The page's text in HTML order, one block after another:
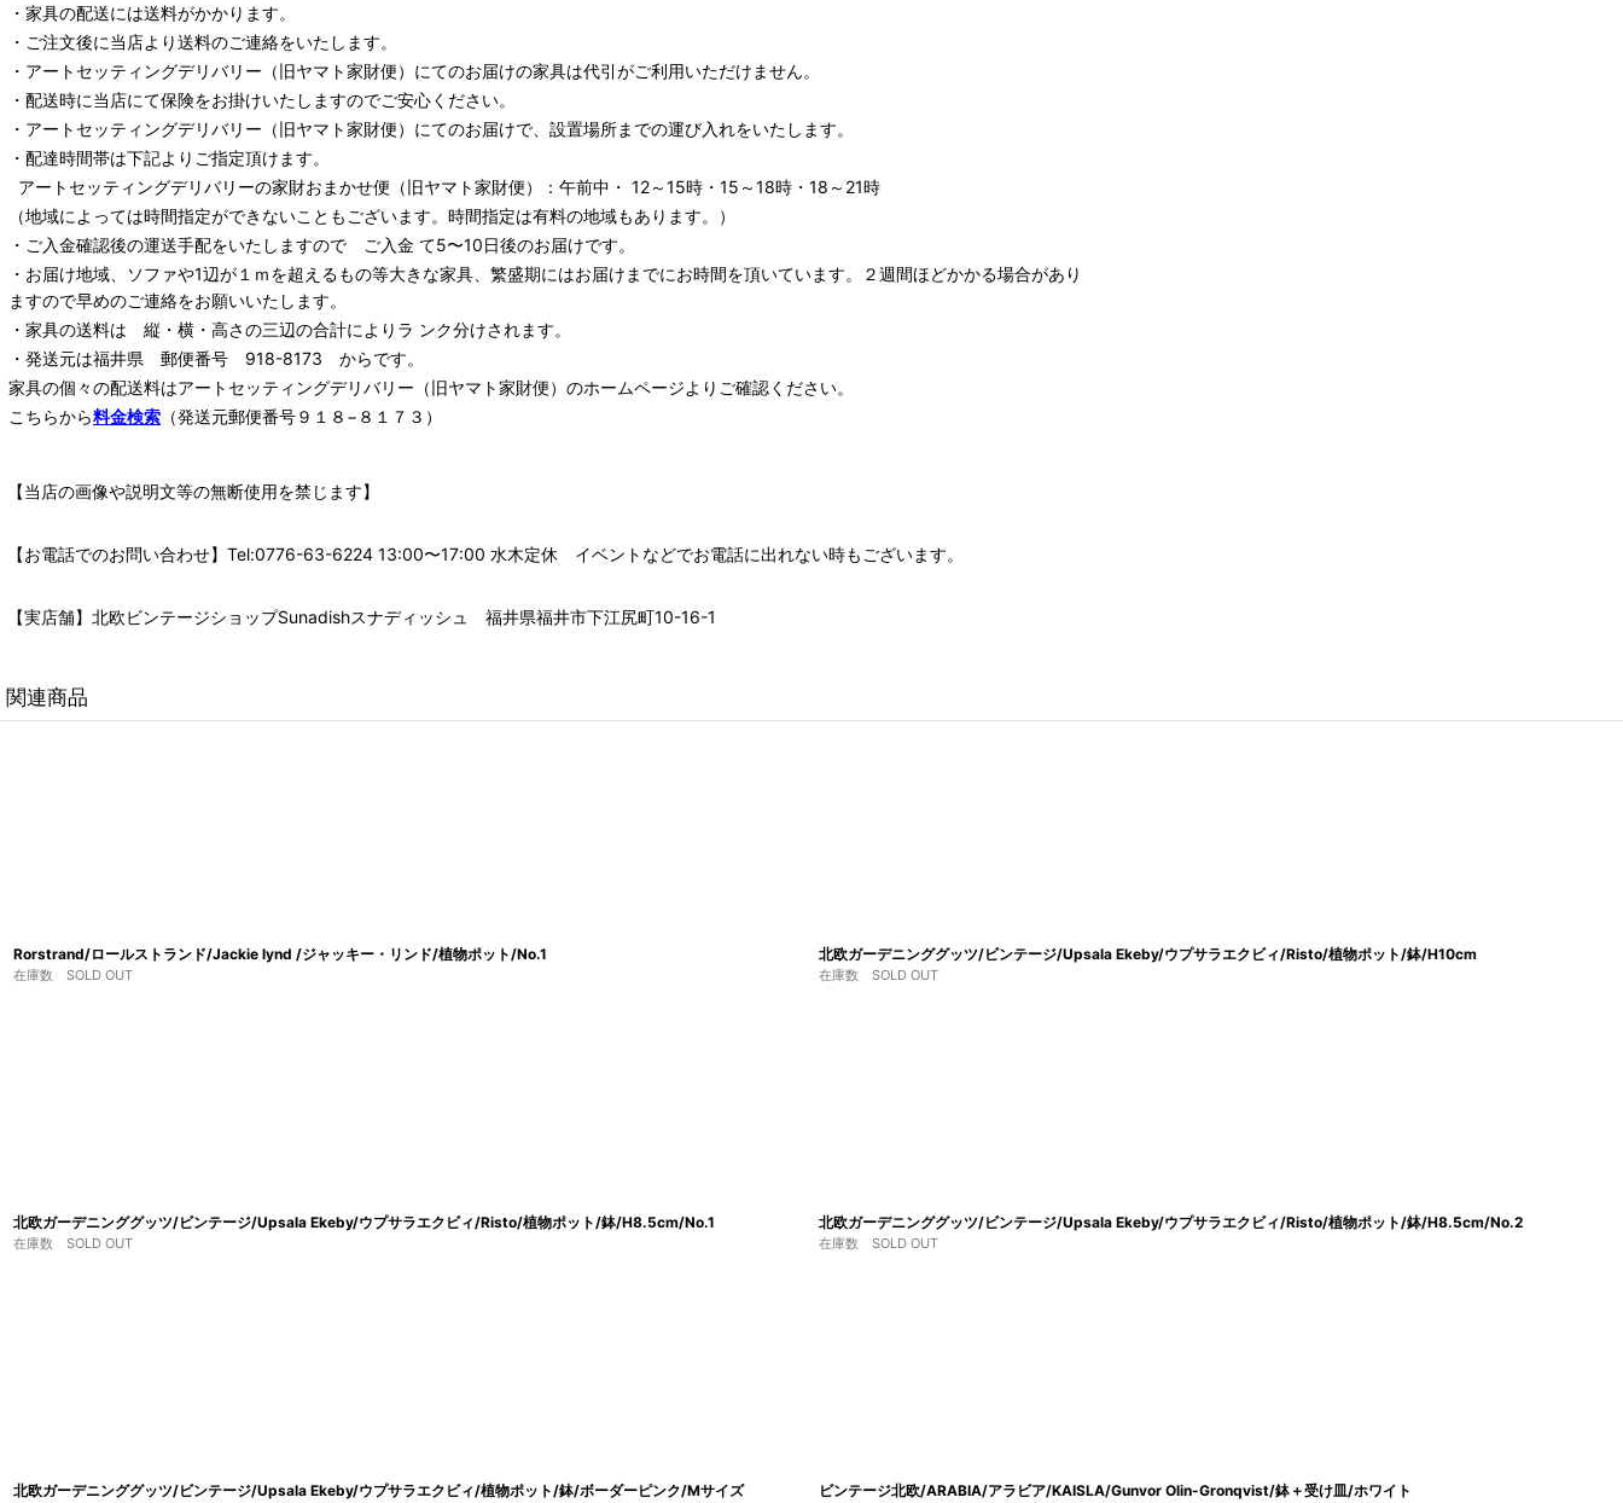
・家具の配送には送料がかかります。
・ご注文後に当店より送料のご連絡をいたします。
・ アートセッティングデリバリー （旧ヤマト家財便） にてのお届けの家具は代引がご利用いただけません。
・配送時に当店にて保険をお掛けいたしますのでご安心ください。
・ アートセッティングデリバリー （旧ヤマト家財便） にてのお届けで、設置場所までの運び入れをいたします。
・配達時間帯は下記よりご指定頂けます。
アートセッティングデリバリーの家財おまかせ便 （旧ヤマト家財便）：午前中・ 12～15時・15～18時・18～21時
（地域によっては時間指定ができないこともございます。時間指定は有料の地域もあります。）
・ご入金確認後の運送手配をいたしますので ご入金 て5〜10日後のお届けです。
・お届け地域、ソファや1辺が１ｍを超えるもの等大きな家具、繁盛期にはお届けまでにお時間を頂いています。２週間ほどかかる場合があり
ますので早めのご連絡をお願いいたします。
・家具の送料は 縦・横・高さの三辺の合計によりラ ンク分けされます。
・発送元は福井県 郵便番号 918-8173 からです。
家具の個々の配送料はアートセッティングデリバリー （旧ヤマト家財便） のホームページよりご確認ください。
こちらから料金検索 （発送元郵便番号９１８−８１７３）
【当店の画像や説明文等の無断使用を禁じます】
【お電話でのお問い合わせ】Tel:0776-63-6224 13:00〜17:00 水木定休 イベントなどでお電話に出れない時もございます。
【実店舗】北欧ビンテージショップSunadishスナディッシュ 福井県福井市下江尻町10-16-1
関連商品
Rorstrand/ロールストランド/Jackie lynd /ジャッキー・リンド/植物ポット/No.1
在庫数 SOLD OUT
北欧ガーデニンググッツ/ビンテージ/Upsala Ekeby/ウプサラエクビィ/Risto/植物ポット/鉢/H10cm
在庫数 SOLD OUT
北欧ガーデニンググッツ/ビンテージ/Upsala Ekeby/ウプサラエクビィ/Risto/植物ポット/鉢/H8.5cm/No.1
在庫数 SOLD OUT
北欧ガーデニンググッツ/ビンテージ/Upsala Ekeby/ウプサラエクビィ/Risto/植物ポット/鉢/H8.5cm/No.2
在庫数 SOLD OUT
北欧ガーデニンググッツ/ビンテージ/Upsala Ekeby/ウプサラエクビィ/植物ポット/鉢/ボーダーピンク/Mサイズ ビンテージ北欧/ARABIA/アラビア/KAISLA/Gunvor Olin-Gronqvist/鉢＋受け皿/ホワイト